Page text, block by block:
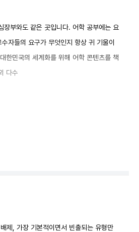
부와도 같은 곳입니다. 어학 공부에는 요
자들의 요구가 무엇인지 항상 귀 기울이
한민국의 세계화를 위해 어학 콘텐츠를 책
다수
제, 가장 기본적이면서 빈출되는 유형만